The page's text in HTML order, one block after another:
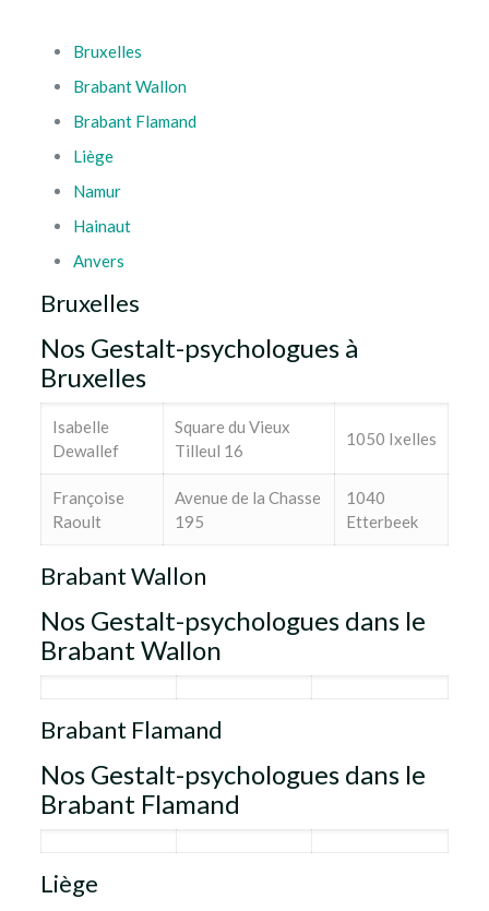
Bruxelles
Brabant Wallon
Brabant Flamand
Liège
Namur
Hainaut
Anvers
Bruxelles
Nos Gestalt-psychologues à
Bruxelles
Isabelle
Dewallef
Square du Vieux
Tilleul 16
1050 Ixelles
Françoise
Raoult
Avenue de la Chasse
195
1040
Etterbeek
Brabant Wallon
Nos Gestalt-psychologues dans le
Brabant Wallon
Brabant Flamand
Nos Gestalt-psychologues dans le
Brabant Flamand
Liège